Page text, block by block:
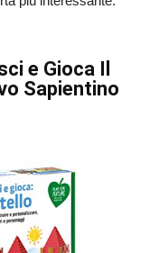
e Gioca Il
Sapientino